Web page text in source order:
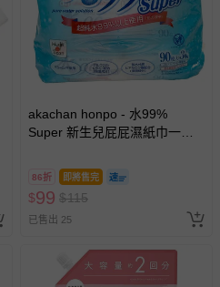
akachan honpo - 水99%
Super 新生兒屁屁濕紙巾一般
86折 即將售完
$99 $115
已售出 25